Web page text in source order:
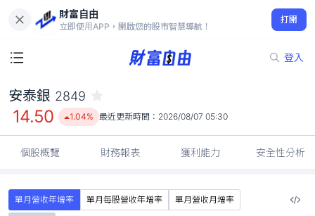
財富自由
立即使用APP，開啟您的股市智慧導航！
打開
登入
14.50
1.04%
安泰銀 2849
14.50 1.04% 最近更新時間： 2026/08/07 05:30
個股概覽 財務報表 獲利能力 安全性分析
單月營收年增率 單月每股營收年增率
單月營收月增率